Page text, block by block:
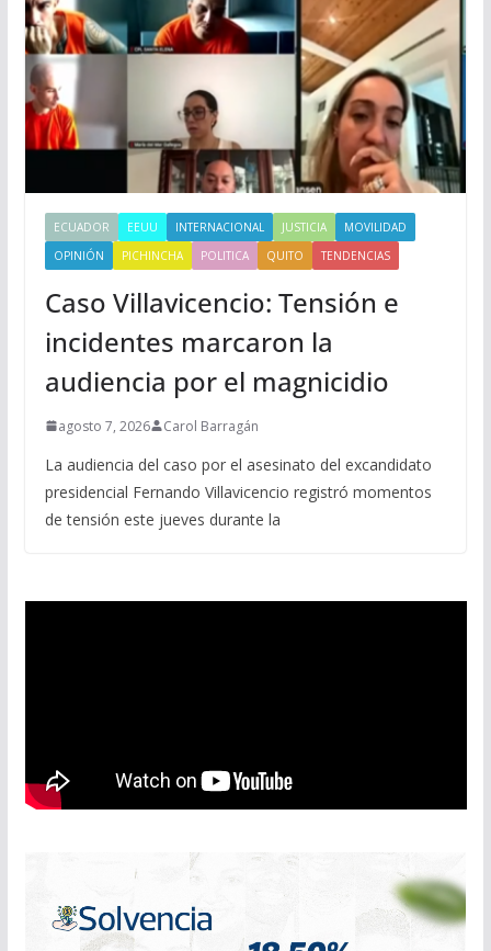
ECUADOR EEUU INTERNACIONAL JUSTICIA
MOVILIDAD
OPINIÓN
PICHINCHA POLITICA QUITO TENDENCIAS
Caso Villavicencio: Tensión e
incidentes marcaron la
audiencia por el magnicidio
agosto 7, 2026 Carol Barragán
La audiencia del caso por el asesinato del excandidato
presidencial Fernando Villavicencio registró momentos
de tensión este jueves durante la